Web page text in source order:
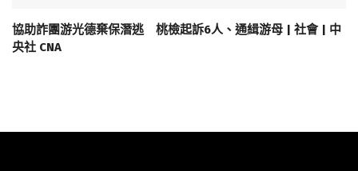
協助詐團游光德棄保潛逃 桃檢起訴6人、通緝游母 | 社會 | 中
央社 CNA